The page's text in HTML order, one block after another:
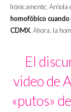
Irónicamente, Arriola
homofóbico
CDMX. Ahora, la
El
video de
«putos»